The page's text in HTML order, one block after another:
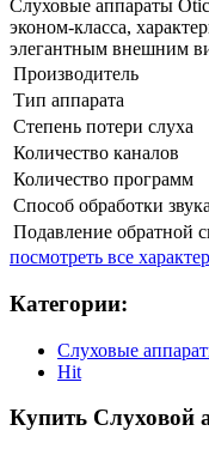
Слуховые аппараты
эконом-класса,
элегантным внешним
Производитель
Тип аппарата
Степень потери слуха
Количество каналов
Количество программ
Способ обработки звука
Подавление обратной
посмотреть все
Категории:
Слуховые
Hit
Купить Слуховой